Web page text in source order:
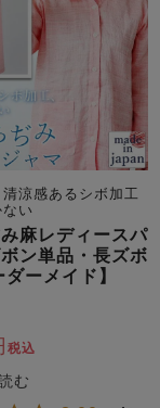
ちら
涼感あるシボ加工
い
麻レディースパ
ン単品・長ズボ
ーメイド】
税込